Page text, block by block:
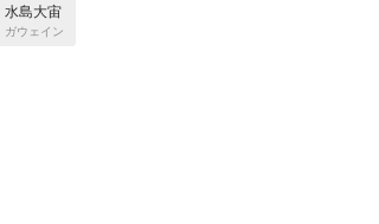
水島大宙
ガウェイン